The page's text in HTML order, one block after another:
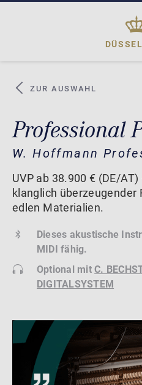
ZUR AUSWAHL
Professional
W. Hoffmann
UVP ab 38.900 € (DE/
klanglich überzeugender
edlen Materialien.
Dieses akustische
MIDI fähig.
Optional mitC.
DIGITALSYSTEM